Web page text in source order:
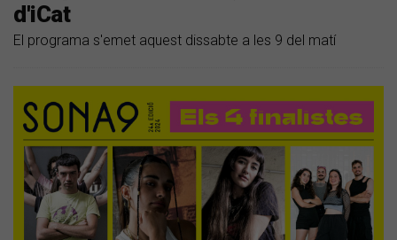
d'iCat
El programa s'emet aquest dissabte a les 9 del matí